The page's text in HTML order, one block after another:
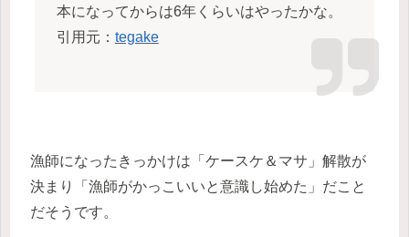
本になってからは6年くらいはやったかな。
引用元： tegake
漁師になったきっかけは「ケースケ＆マサ」解散が
決まり「漁師がかっこいいと意識し始めた」だこと
だそうです。